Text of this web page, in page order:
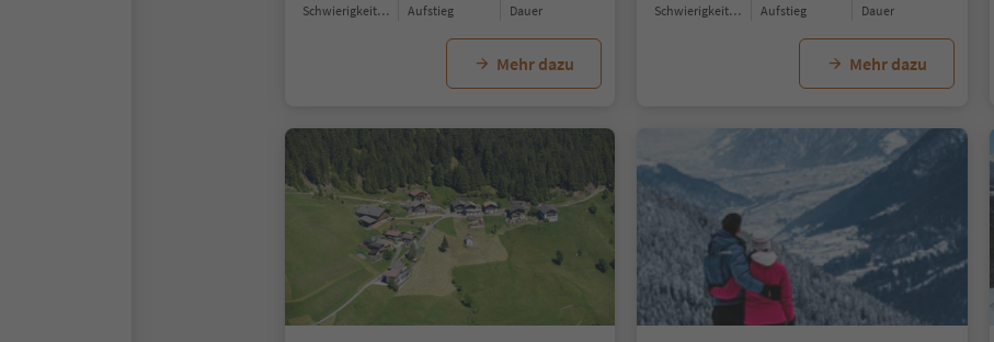
Schwierigkeitsgrad Aufstieg Dauer
Mehr dazu
Schwierigkeitsgrad Aufstieg Dauer
Mehr dazu